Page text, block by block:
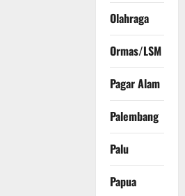
Olahraga
Ormas/LSM
Pagar Alam
Palembang
Palu
Papua